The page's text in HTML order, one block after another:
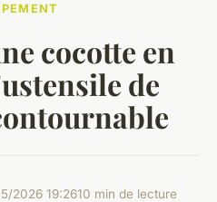
cocotte en
de
2026 19:2610 min de lecture